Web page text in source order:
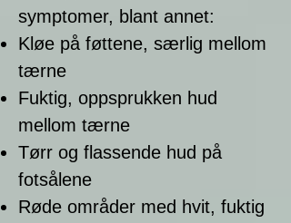
symptomer, blant annet:
Kløe på føttene, særlig mellom
tærne
Fuktig, oppsprukken hud
mellom tærne
Tørr og flassende hud på
fotsålene
Røde områder med hvit, fuktig